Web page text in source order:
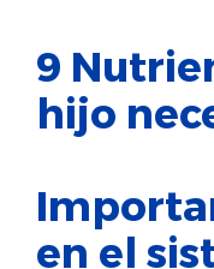
9
hijo
en el